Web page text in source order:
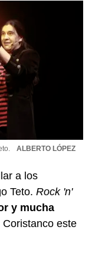
ALBERTO LÓPEZ
a los
Teto. Rock 'n'
y mucha
este